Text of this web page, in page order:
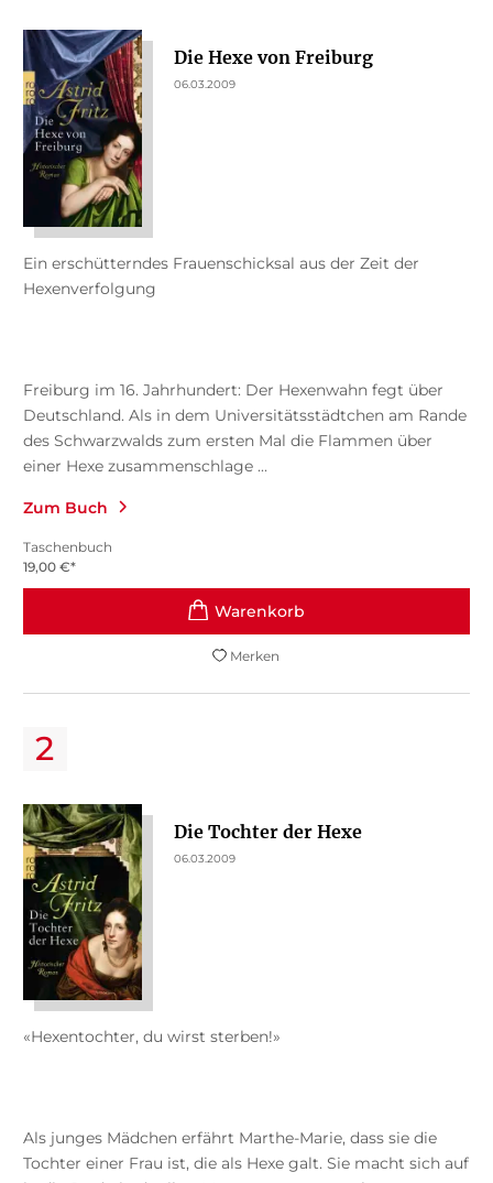
Die Hexe von Freiburg
06.03.2009
Ein erschütterndes Frauenschicksal aus der Zeit der
Hexenverfolgung
Freiburg im 16. Jahrhundert: Der Hexenwahn fegt über
Deutschland. Als in dem Universitätsstädtchen am Rande
des Schwarzwalds zum ersten Mal die Flammen über
einer Hexe zusammenschlage ...
Zum Buch
Taschenbuch
19,00 €*
Merken
Die Tochter der Hexe
06.03.2009
«Hexentochter, du wirst sterben!»
Als junges Mädchen erfährt Marthe-Marie, dass sie die
Tochter einer Frau ist, die als Hexe galt. Sie macht sich auf